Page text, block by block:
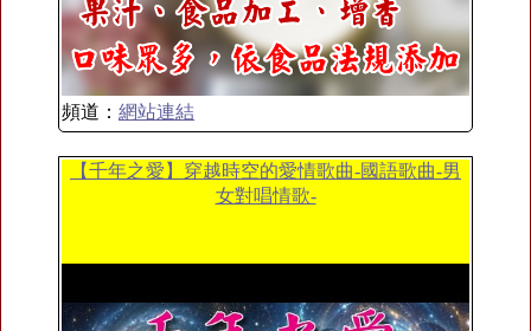
頻道： 網站連結
【千年之愛】穿越時空的愛情歌曲-國語歌曲-男
女對唱情歌-